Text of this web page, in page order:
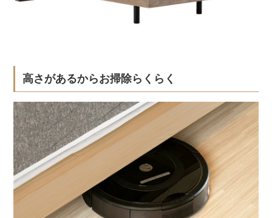
高さがあるからお掃除らくらく